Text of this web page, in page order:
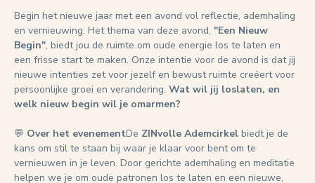
Begin het nieuwe jaar met een avond vol reflectie, ademhaling
en vernieuwing. Het thema van deze avond, "Een Nieuw
Begin", biedt jou de ruimte om oude energie los te laten en
een frisse start te maken. Onze intentie voor de avond is dat jij
nieuwe intenties zet voor jezelf en bewust ruimte creëert voor
persoonlijke groei en verandering. Wat wil jij loslaten, en
welk nieuw begin wil je omarmen?
💬 Over het evenementDe ZINvolle Ademcirkel biedt je de
kans om stil te staan bij waar je klaar voor bent om te
vernieuwen in je leven. Door gerichte ademhaling en meditatie
helpen we je om oude patronen los te laten en een nieuwe,